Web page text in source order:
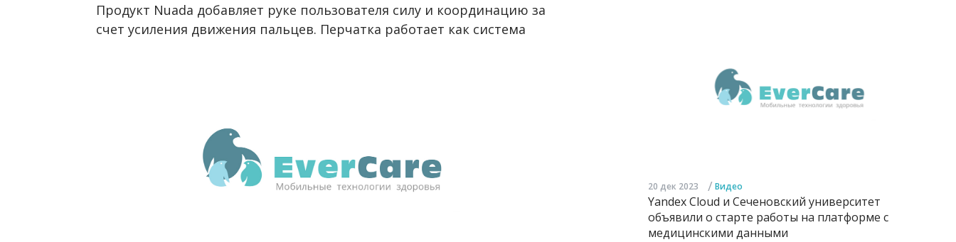
Продукт Nuada добавляет руке пользователя силу и координацию за
счет усиления движения пальцев. Перчатка работает как система
20 дек 2023 / Видео
Yandex Cloud и Сеченовский университет
объявили о старте работы на платформе с
медицинскими данными